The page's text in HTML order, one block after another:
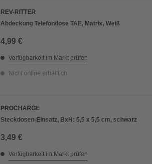
REV-RITTER
Abdeckung Telefondose TAE, Matrix, Weiß
4,99 €
Verfügbarkeit im Markt prüfen
Nicht online erhältlich
PROCHARGE
Steckdosen-Einsatz, BxH: 5,5 x 5,5 cm, schwarz
3,49 €
Verfügbarkeit im Markt prüfen